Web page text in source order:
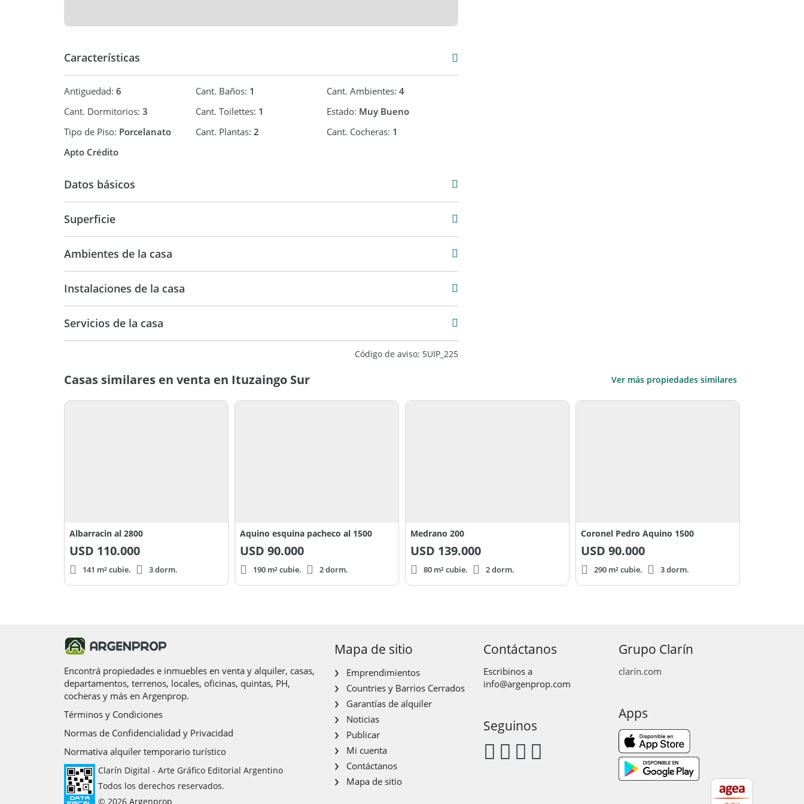
Características
Antiguedad: 6 Cant. Baños: 1 Cant. Ambientes:4
Cant. Dormitorios: 3 Cant. Toilettes: 1 Estado: Muy Bueno
Tipo de Piso: Porcelanato Cant. Plantas: 2 Cant. Cocheras: 1
Apto Crédito
Datos básicos
Superficie
Ambientes de la casa
Instalaciones de la casa
Servicios de la casa
Código de aviso: 5UIP_225
Casas similares en venta en Ituzaingo Sur Ver más propiedades similares
Albarracin al 2800
USD 110.000
141 m² cubie. 3 dorm.
Aquino esquina pacheco al 1500
USD 90.000
190 m² cubie. 2 dorm.
Medrano 200
USD 139.000
80 m² cubie. 2 dorm.
Coronel Pedro Aquino 1500
USD 90.000
290 m² cubie. 3 dorm.
Encontrá propiedades e inmuebles en venta y alquiler, casas,
departamentos, terrenos, locales, oficinas, quintas, PH,
cocheras y más en Argenprop.
Términos y Condiciones
Normas de Confidencialidad y Privacidad
Normativa alquiler temporario turístico
Clarín Digital - Arte Gráfico Editorial Argentino
Todos los derechos reservados.
© 2026 Argenprop
Mapa de sitio
Emprendimientos
Countries y Barrios Cerrados
Garantías de alquiler
Noticias
Publicar
Mi cuenta
Contáctanos
Mapa de sitio
Contáctanos
Escribinos a
info@argenprop.com
Seguinos
Grupo Clarín
clarín.com
Apps